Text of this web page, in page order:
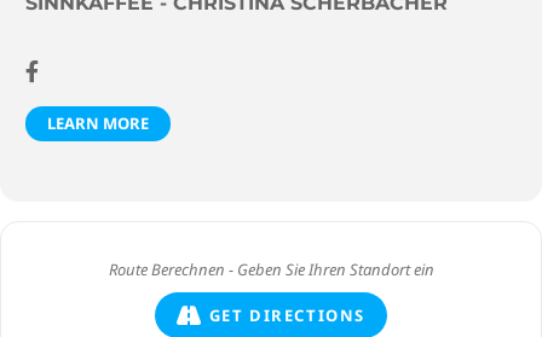
LEARN MORE
GET DIRECTIONS